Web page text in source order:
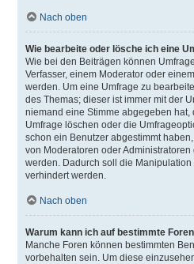
Nach oben
Wie bearbeite oder lösche ich eine
Wie bei den Beiträgen können
Verfasser, einem Moderator oder
werden. Um eine Umfrage zu
des Themas; dieser ist immer mit der
niemand eine Stimme abgegeben hat,
Umfrage löschen oder die
schon ein Benutzer abgestimmt
von Moderatoren oder
werden. Dadurch soll die
verhindert werden.
Nach oben
Warum kann ich auf bestimmte
Manche Foren können bestimmten
vorbehalten sein. Um diese